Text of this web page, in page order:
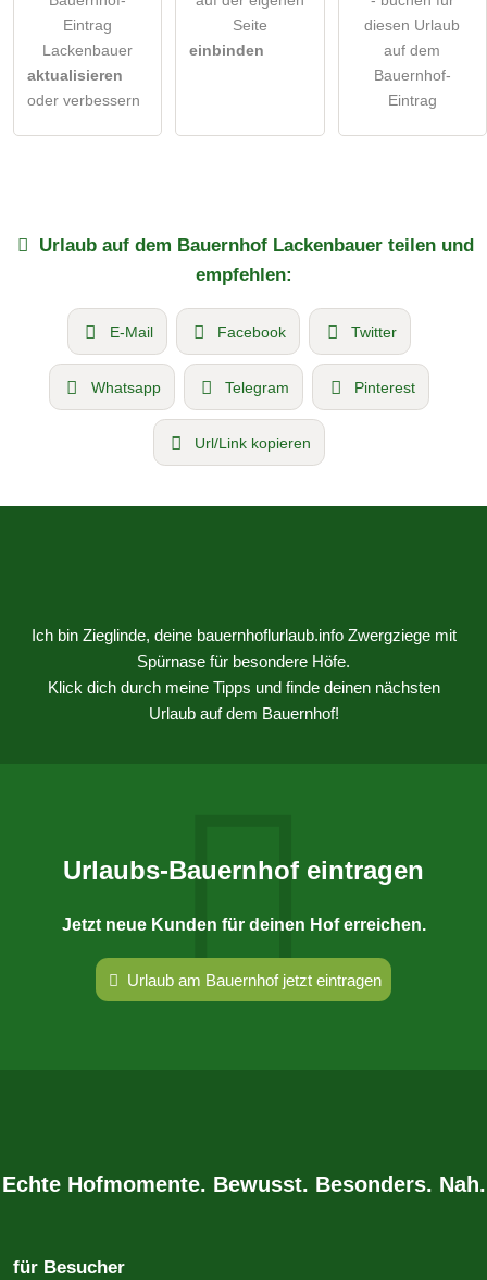
Eintrag
Lackenbauer
aktualisieren
oder verbessern
Seite
einbinden
diesen Urlaub
auf dem
Bauernhof-
Eintrag
Urlaub auf dem Bauernhof Lackenbauerteilen und
empfehlen:
E-Mail Facebook Twitter
Whatsapp Telegram Pinterest
Url/Link kopieren
Ich bin Zieglinde, deine bauernhoflurlaub.info Zwergziege mit
Spürnase für besondere Höfe.
Klick dich durch meine Tipps und finde deinen nächsten
Urlaub auf dem Bauernhof!
Urlaubs-Bauernhof eintragen
Jetzt neue Kunden für deinen Hof erreichen.
Urlaub am Bauernhof jetzt eintragen
Echte Hofmomente. Bewusst. Besonders. Nah.
für Besucher